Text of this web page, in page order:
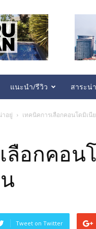
แนะนำ/รีวิว สาระน่
อยู่ เทคนิคการเลือกคอนโดมิเ
ลือกคอน
Tweet on Twitter